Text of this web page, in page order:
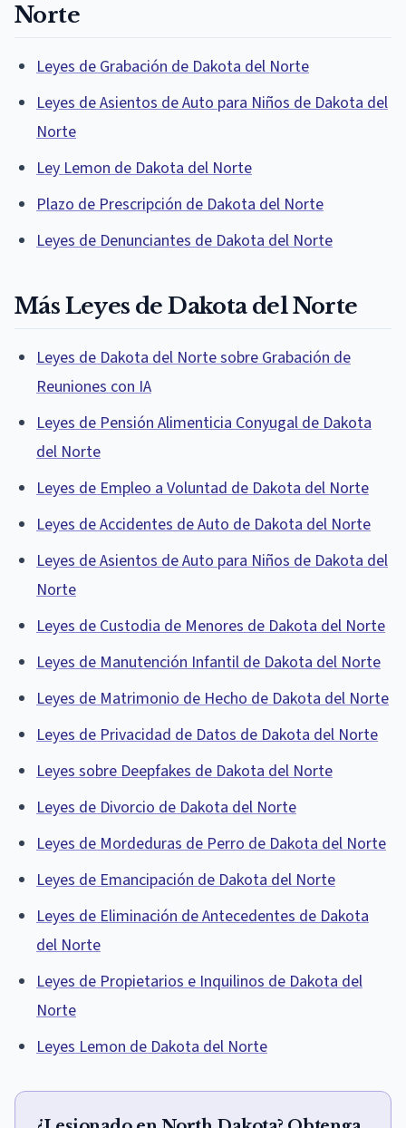
Norte
Leyes de Grabación de Dakota del Norte
Leyes de Asientos de Auto para Niños de Dakota del
Norte
Ley Lemon de Dakota del Norte
Plazo de Prescripción de Dakota del Norte
Leyes de Denunciantes de Dakota del Norte
Más Leyes de Dakota del Norte
Leyes de Dakota del Norte sobre Grabación de
Reuniones con IA
Leyes de Pensión Alimenticia Conyugal de Dakota
del Norte
Leyes de Empleo a Voluntad de Dakota del Norte
Leyes de Accidentes de Auto de Dakota del Norte
Leyes de Asientos de Auto para Niños de Dakota del
Norte
Leyes de Custodia de Menores de Dakota del Norte
Leyes de Manutención Infantil de Dakota del Norte
Leyes de Matrimonio de Hecho de Dakota del Norte
Leyes de Privacidad de Datos de Dakota del Norte
Leyes sobre Deepfakes de Dakota del Norte
Leyes de Divorcio de Dakota del Norte
Leyes de Mordeduras de Perro de Dakota del Norte
Leyes de Emancipación de Dakota del Norte
Leyes de Eliminación de Antecedentes de Dakota
del Norte
Leyes de Propietarios e Inquilinos de Dakota del
Norte
Leyes Lemon de Dakota del Norte